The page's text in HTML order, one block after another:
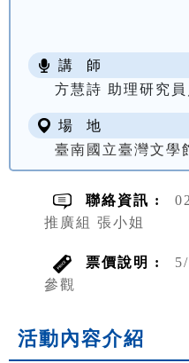
講 師
方慧詩 助理研究
場 地
臺南國立臺灣文學
聯絡資訊 :
推廣組 張小姐
票價說明 :
參觀
活動內容介紹